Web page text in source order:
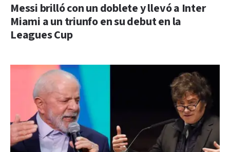
Messi brilló con un doblete y llevó a Inter
Miami a un triunfo en su debut en la
Leagues Cup